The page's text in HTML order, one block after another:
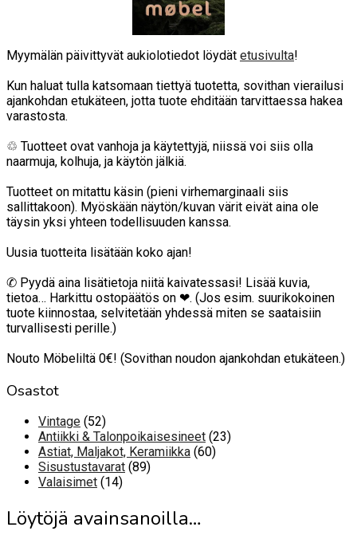
Myymälän päivittyvät aukiolotiedot löydät etusivulta!
Kun haluat tulla katsomaan tiettyä tuotetta, sovithan vierailusi
ajankohdan etukäteen, jotta tuote ehditään tarvittaessa hakea
varastosta.
♲ Tuotteet ovat vanhoja ja käytettyjä, niissä voi siis olla
naarmuja, kolhuja, ja käytön jälkiä.
Tuotteet on mitattu käsin (pieni virhemarginaali siis
sallittakoon). Myöskään näytön/kuvan värit eivät aina ole
täysin yksi yhteen todellisuuden kanssa.
Uusia tuotteita lisätään koko ajan!
✆ Pyydä aina lisätietoja niitä kaivatessasi! Lisää kuvia,
tietoa… Harkittu ostopäätös on ❤. (Jos esim. suurikokoinen
tuote kiinnostaa, selvitetään yhdessä miten se saataisiin
turvallisesti perille.)
Nouto Möbeliltä 0€! (Sovithan noudon ajankohdan etukäteen.)
Osastot
Vintage 5252
tuotetta
Antiikki & Talonpoikaisesineet 2323
Astiat, Maljakot, Keramiikka 6060
Sisustustavarat 8989
Valaisimet 1414
Löytöjä avainsanoilla…